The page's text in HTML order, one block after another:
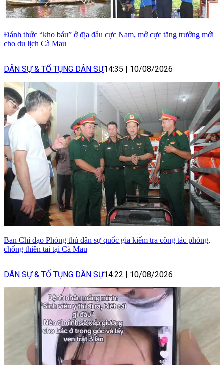
Đánh thức “kho báu” ở địa đầu cực Nam, mở cực tăng trưởng mới
cho du lịch Cà Mau
DÂN SỰ & TỐ TỤNG DÂN SỰ14:35 | 10/08/2026
Ban Chỉ đạo Phòng thủ dân sự quốc gia kiểm tra công tác phòng,
chống thiên tai tại Cà Mau
DÂN SỰ & TỐ TỤNG DÂN SỰ14:22 | 10/08/2026